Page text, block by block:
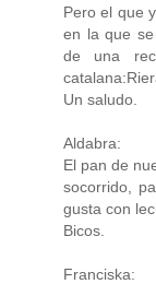
Pero el que
en la que
de una
Un saludo.
Aldabra:
El pan de
socorrido,
gusta con
Bicos.
Franciska: